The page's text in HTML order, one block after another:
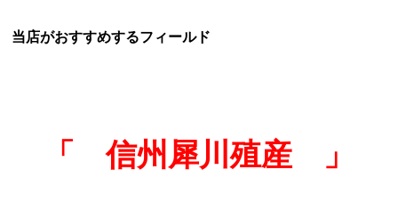
当店がおすすめするフィールド
「 信州犀川殖産 」